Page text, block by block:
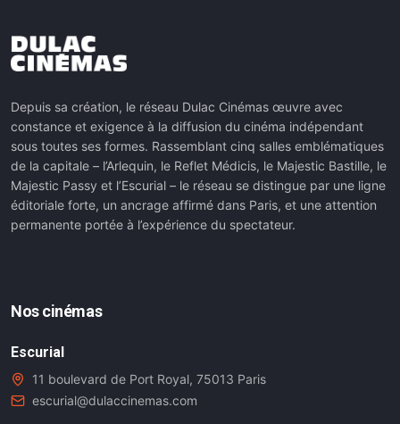
Depuis sa création, le réseau Dulac Cinémas œuvre avec
constance et exigence à la diffusion du cinéma indépendant
sous toutes ses formes. Rassemblant cinq salles emblématiques
de la capitale – l’Arlequin, le Reflet Médicis, le Majestic Bastille, le
Majestic Passy et l’Escurial – le réseau se distingue par une ligne
éditoriale forte, un ancrage affirmé dans Paris, et une attention
permanente portée à l’expérience du spectateur.
Nos cinémas
Escurial
11 boulevard de Port Royal, 75013 Paris
escurial@dulaccinemas.com